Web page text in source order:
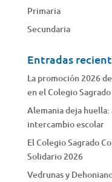
Primaria
Secundaria
Entradas
La promoción 2026
en el Colegio
Alemania deja
intercambio escolar
El Colegio Sagrado
Solidario 2026
Vedrunas y